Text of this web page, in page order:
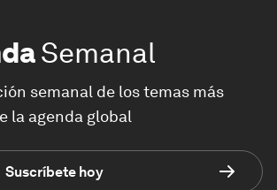
Semanal
semanal de los temas más
la agenda global
Suscríbete hoy